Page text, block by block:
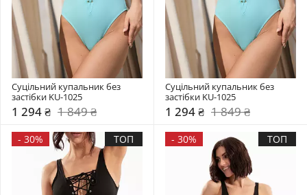
Суцільний купальник без
застібки KU-1025
1 294 ₴ 1 849 ₴
Суцільний купальник без
застібки KU-1025
1 294 ₴ 1 849 ₴
- 30% ТОП - 30% ТОП